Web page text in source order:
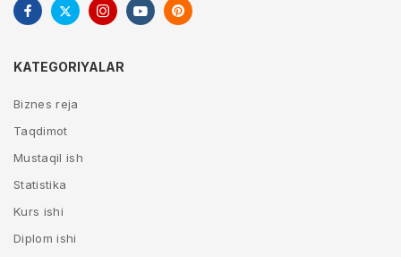
KATEGORIYALAR
Biznes reja
Taqdimot
Mustaqil ish
Statistika
Kurs ishi
Diplom ishi